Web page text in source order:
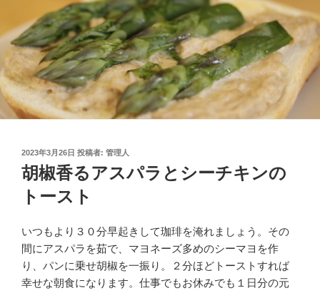
投
稿
日:
2023年3月26日 投稿者: 管理人
胡椒香るアスパラとシーチキンの
トースト
いつもより３０分早起きして珈琲を淹れましょう。その
間にアスパラを茹で、マヨネーズ多めのシーマヨを作
り、パンに乗せ胡椒を一振り。２分ほどトーストすれば
幸せな朝食になります。仕事でもお休みでも１日分の元